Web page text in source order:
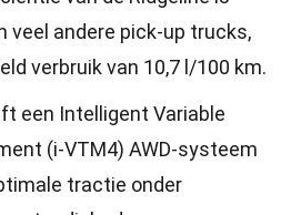
veel andere pick-up trucks,
verbruik van 10,7 l/100 km.
een Intelligent Variable
(i-VTM4) AWD-systeem
tractie onder